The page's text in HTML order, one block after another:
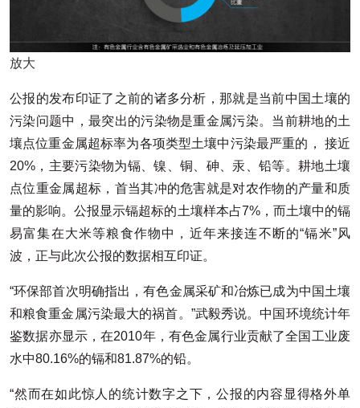
放大
公报的发布印证了之前的诸多分析，那就是当前中国土壤的
污染问题中，最突出的污染物是重金属污染。当前耕地的土
壤点位重金属超标率为各项类型土壤中污染最严重的， 接近
20%，主要污染物为镉、镍、铜、砷、汞、铅等。耕地土壤
点位重金属超标，首当其冲的危害就是对农作物的产量和质
量的影响。公报显示镉超标的土壤样本占7%，而土壤中的镉
易富集在大米等粮食作物中，近年来接连不断的“镉米”风
波，正与此次公报的数据相互印证。
“环保部首次明确指出，有色金属采矿和冶炼已成为中国土壤
和粮食重金属污染最大的祸首。”武毅秀说。中国环境统计年
鉴数据亦显示，在2010年，有色金属行业贡献了全国工业废
水中80.16%的镉和81.87%的铅。
“然而在如此惊人的统计数字之下，公报的内容显得格外单